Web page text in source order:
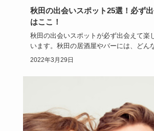
秋田の出会いスポット25選！必ず
はここ！
秋田の出会いスポットが必ず出会えて楽
います。秋田の居酒屋やバーには、どん
スポットがある…
2022年3月29日